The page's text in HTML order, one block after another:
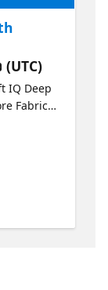
(UTC)
IQ Deep
Fabric
to
the
how
in